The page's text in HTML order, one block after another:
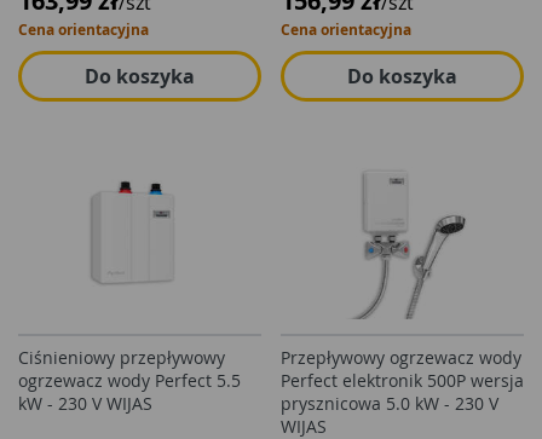
Cena orientacyjna
Do koszyka
Cena orientacyjna
Do koszyka
Ciśnieniowy przepływowy
ogrzewacz wody Perfect 5.5
kW - 230 V WIJAS
Przepływowy ogrzewacz wody
Perfect elektronik 500P wersja
prysznicowa 5.0 kW - 230 V
WIJAS